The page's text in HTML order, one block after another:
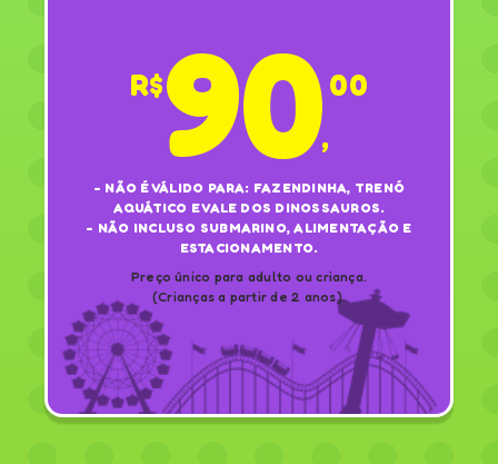
R$90,
00
- NÃO É VÁLIDO PARA: FAZENDINHA, TRENÓ
AQUÁTICO E VALE DOS DINOSSAUROS.
- NÃO INCLUSO SUBMARINO, ALIMENTAÇÃO E
ESTACIONAMENTO.
Preço único para adulto ou criança.
(Crianças a partir de 2 anos).